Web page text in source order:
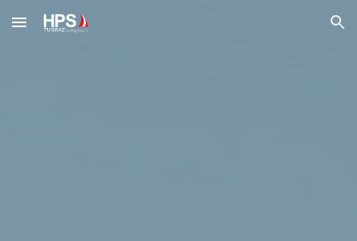
Skip to main content Skip to navigation